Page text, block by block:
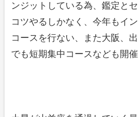
ンジットしている為、鑑定と
コツやるしかなく、今年もイ
コースを行ない、また大阪、
でも短期集中コースなども開催